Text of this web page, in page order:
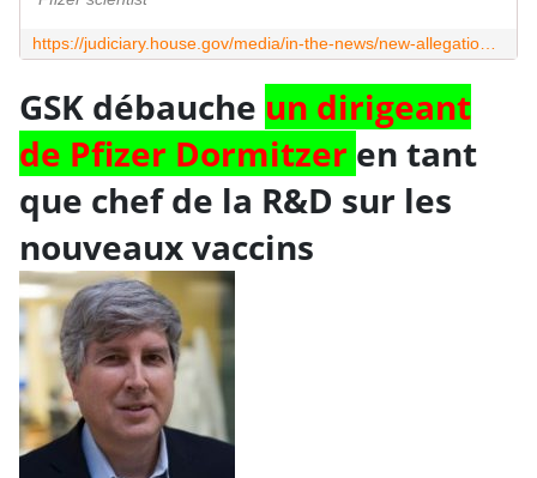
GSK débauche un dirigeant
de Pfizer Dormitzer en tant
que chef de la R&D sur les
nouveaux vaccins